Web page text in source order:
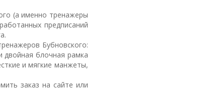
(а именно тренажеры
предписаний
Бубновского:
двойная блочная рамка
и мягкие манжеты,
заказ на сайте или